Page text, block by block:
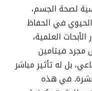
لصحة الجسم،
في الحفاظ
العلمية،
مجرد فيتامين
بل له تأثير مباشر
في هذه